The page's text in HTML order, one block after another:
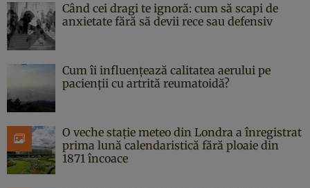
Când cei dragi te ignoră: cum să scapi de
anxietate fără să devii rece sau defensiv
Cum îi influențează calitatea aerului pe
pacienții cu artrită reumatoidă?
O veche stație meteo din Londra a înregistrat
prima lună calendaristică fără ploaie din
1871 încoace